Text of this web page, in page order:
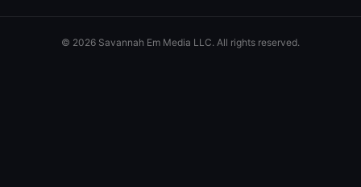
© 2026 Savannah Em Media LLC. All rights reserved.